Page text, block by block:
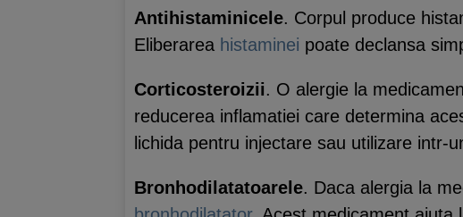
Antihistaminicele. Corpul produce
Eliberarea histaminei poate declansa
Corticosteroizii. O alergie la
reducerea inflamatiei care determina
lichida pentru injectare sau utilizare intr-
Bronhodilatatoarele. Daca alergia la